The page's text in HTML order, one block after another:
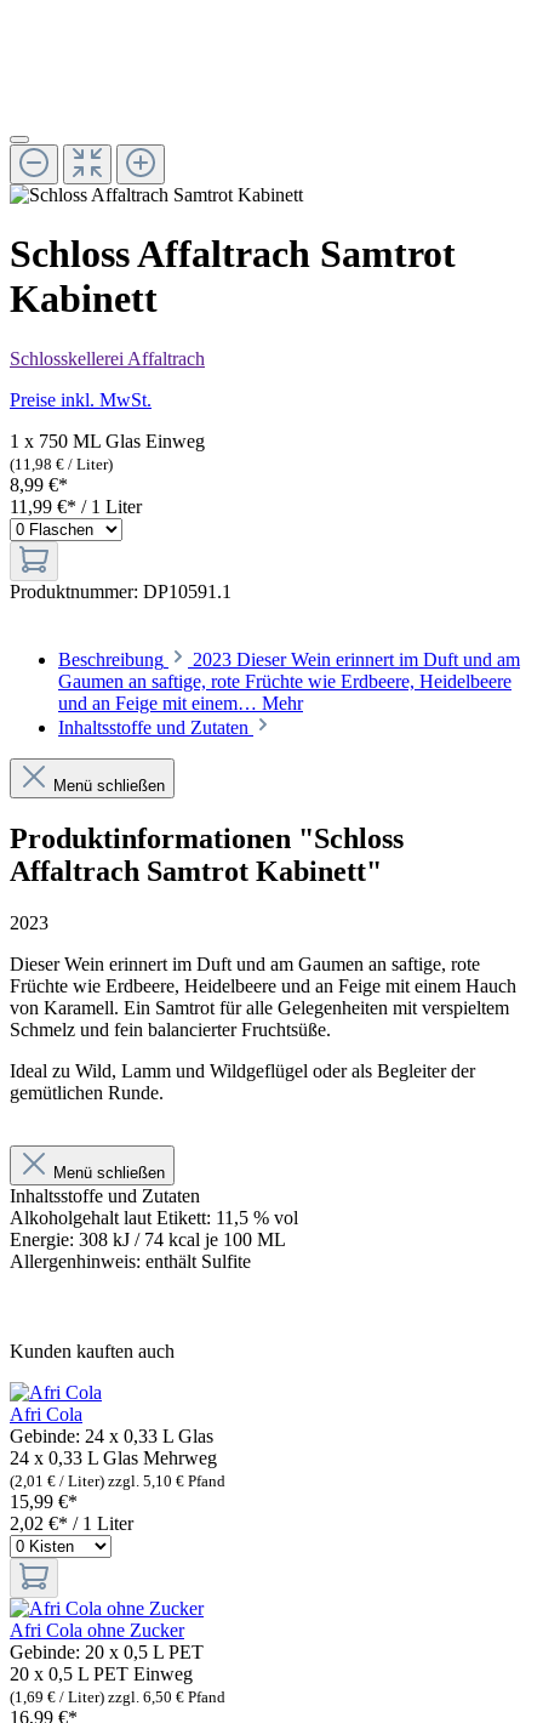
Schloss Affaltrach Samtrot
Kabinett
Schlosskellerei Affaltrach
Preise inkl. MwSt.
1 x 750 ML Glas Einweg
(11,98 € / Liter)
8,99 €*
11,99 €* / 1 Liter
Produktnummer: DP10591.1
Beschreibung
2023 Dieser Wein erinnert im Duft und am
Gaumen an saftige, rote Früchte wie Erdbeere, Heidelbeere
und an Feige mit einem… Mehr
Inhaltsstoffe und Zutaten
Menü schließen
Produktinformationen "Schloss
Affaltrach Samtrot Kabinett"
2023
Dieser Wein erinnert im Duft und am Gaumen an saftige, rote
Früchte wie Erdbeere, Heidelbeere und an Feige mit einem Hauch
von Karamell. Ein Samtrot für alle Gelegenheiten mit verspieltem
Schmelz und fein balancierter Fruchtsüße.
Ideal zu Wild, Lamm und Wildgeflügel oder als Begleiter der
gemütlichen Runde.
Menü schließen
Inhaltsstoffe und Zutaten
Alkoholgehalt laut Etikett: 11,5 % vol
Energie: 308 kJ / 74 kcal je 100 ML
Allergenhinweis: enthält Sulfite
Kunden kauften auch
Afri Cola
Gebinde: 24 x 0,33 L Glas
24 x 0,33 L Glas Mehrweg
(2,01 € / Liter) zzgl. 5,10 € Pfand
15,99 €*
2,02 €* / 1 Liter
Afri Cola ohne Zucker
Gebinde: 20 x 0,5 L PET
20 x 0,5 L PET Einweg
(1,69 € / Liter) zzgl. 6,50 € Pfand
16,99 €*